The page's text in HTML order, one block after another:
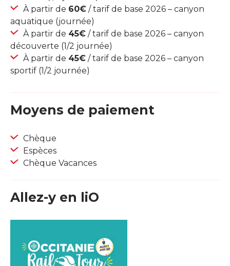
À partir de 60€ / tarif de base 2026 – canyon
aquatique (journée)
À partir de 45€ / tarif de base 2026 – canyon
découverte (1/2 journée)
À partir de 45€ / tarif de base 2026 – canyon
sportif (1/2 journée)
Moyens de paiement
Chèque
Espèces
Chèque Vacances
Allez-y en liO